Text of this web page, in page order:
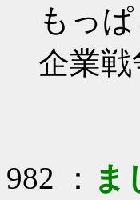
もっ
企業
982 ： ま